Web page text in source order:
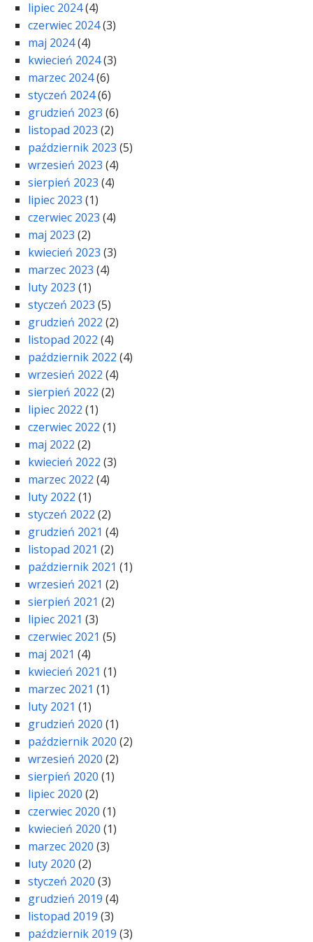
lipiec 2024(4)
czerwiec 2024(3)
maj 2024(4)
kwiecień 2024(3)
marzec 2024(6)
styczeń 2024(6)
grudzień 2023 (6)
listopad 2023 (2)
październik 2023 (5)
wrzesień 2023 (4)
sierpień 2023 (4)
lipiec 2023 (1)
czerwiec 2023 (4)
maj 2023 (2)
kwiecień 2023 (3)
marzec 2023 (4)
luty 2023 (1)
styczeń 2023 (5)
grudzień 2022 (2)
listopad 2022 (4)
październik 2022 (4)
wrzesień 2022 (4)
sierpień 2022 (2)
lipiec 2022 (1)
czerwiec 2022 (1)
maj 2022 (2)
kwiecień 2022 (3)
marzec 2022 (4)
luty 2022 (1)
styczeń 2022 (2)
grudzień 2021 (4)
listopad 2021 (2)
październik 2021 (1)
wrzesień 2021 (2)
sierpień 2021 (2)
lipiec 2021 (3)
czerwiec 2021 (5)
maj 2021 (4)
kwiecień 2021 (1)
marzec 2021 (1)
luty 2021 (1)
grudzień 2020 (1)
październik 2020 (2)
wrzesień 2020 (2)
sierpień 2020 (1)
lipiec 2020 (2)
czerwiec 2020 (1)
kwiecień 2020 (1)
marzec 2020 (3)
luty 2020 (2)
styczeń 2020 (3)
grudzień 2019 (4)
listopad 2019 (3)
październik 2019 (3)